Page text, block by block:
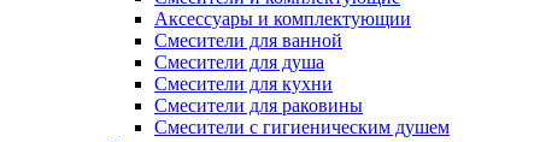
Аксессуары и комплектующии
Смесители для ванной
Смесители для душа
Смесители для кухни
Смесители для раковины
Смесители с гигиеническим душем